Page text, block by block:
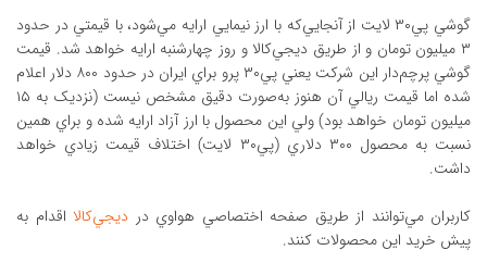
گوشي پي۳۰ لايت از آنجايي‌که با ارز نيمايي ارايه مي‌شود، با قيمتي در حدود
۳ ميليون تومان و از طريق ديجي‌کالا و روز چهارشنبه ارايه خواهد شد. قيمت
گوشي پرچم‌دار اين شرکت يعني پي۳۰ پرو براي ايران در حدود ۸۰۰ دلار اعلام
شده اما قيمت ريالي آن هنوز به‌صورت دقيق مشخص نيست (نزديک به ۱۵
ميليون تومان خواهد بود) ولي اين محصول با ارز آزاد ارايه شده و براي همين
نسبت به محصول ۳۰۰ دلاري (پي۳۰ لايت) اختلاف قيمت زيادي خواهد
داشت.
کاربران مي‌توانند از طريق صفحه اختصاصي هواوي در ديجي‌کالا اقدام به
پيش خريد اين محصولات کنند.